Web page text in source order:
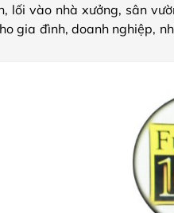
lối vào nhà xưởng, sân
gia đình, doanh nghiệp,